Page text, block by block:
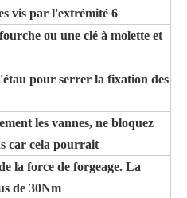
vis par l'extrémité 6
ou une clé à molette et
pour serrer la fixation des
les vannes, ne bloquez
car cela pourrait
la force de forgeage. La
de 30Nm